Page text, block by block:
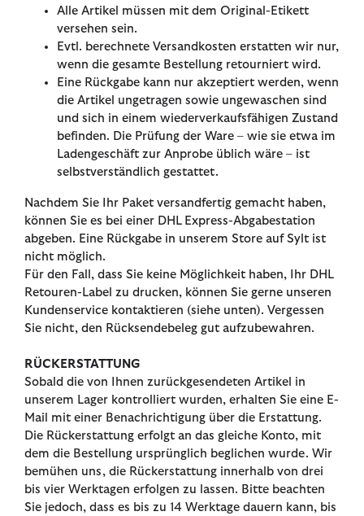
Alle Artikel müssen mit dem Original-Etikett
versehen sein.
Evtl. berechnete Versandkosten erstatten wir nur,
wenn die gesamte Bestellung retourniert wird.
Eine Rückgabe kann nur akzeptiert werden, wenn
die Artikel ungetragen sowie ungewaschen sind
und sich in einem wiederverkaufsfähigen Zustand
befinden. Die Prüfung der Ware – wie sie etwa im
Ladengeschäft zur Anprobe üblich wäre – ist
selbstverständlich gestattet.
Nachdem Sie Ihr Paket versandfertig gemacht haben,
können Sie es bei einer DHL Express-Abgabestation
abgeben. Eine Rückgabe in unserem Store auf Sylt ist
nicht möglich.
Für den Fall, dass Sie keine Möglichkeit haben, Ihr DHL
Retouren-Label zu drucken, können Sie gerne unseren
Kundenservice kontaktieren (siehe unten). Vergessen
Sie nicht, den Rücksendebeleg gut aufzubewahren.
RÜCKERSTATTUNG
Sobald die von Ihnen zurückgesendeten Artikel in
unserem Lager kontrolliert wurden, erhalten Sie eine E-
Mail mit einer Benachrichtigung über die Erstattung.
Die Rückerstattung erfolgt an das gleiche Konto, mit
dem die Bestellung ursprünglich beglichen wurde. Wir
bemühen uns, die Rückerstattung innerhalb von drei
bis vier Werktagen erfolgen zu lassen. Bitte beachten
Sie jedoch, dass es bis zu 14 Werktage dauern kann, bis